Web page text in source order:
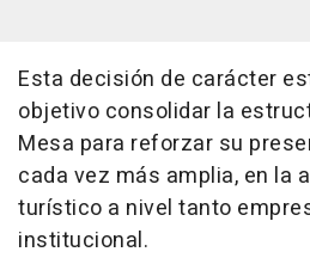
Esta decisión de carácter
objetivo consolidar la
Mesa para reforzar su
cada vez más amplia, en la
turístico a nivel tanto
institucional.